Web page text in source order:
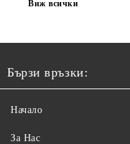
Виж всички
Бързи връзки:
Начало
За Нас